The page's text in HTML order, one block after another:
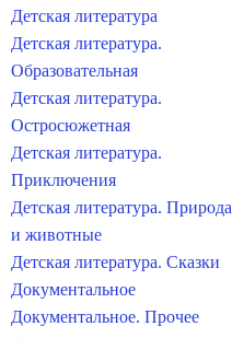
Детская литература
Детская литература.
Образовательная
Детская литература.
Остросюжетная
Детская литература.
Приключения
Детская литература. Природа
и животные
Детская литература. Сказки
Документальное
Документальное. Прочее